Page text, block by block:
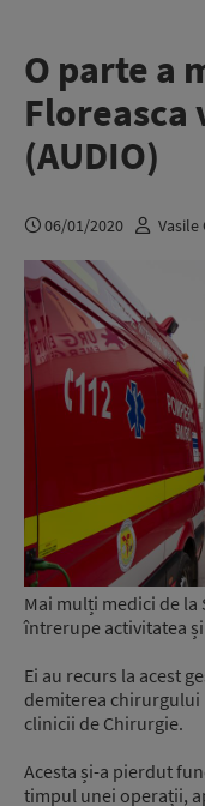
O parte a
Floreasca
(AUDIO)
06/01/2020
Mai mulți medici de la
întrerupe activitatea
Ei au recurs la acest
demiterea chirurgului
clinicii de Chirurgie.
Acesta și-a pierdut
timpul unei operații,